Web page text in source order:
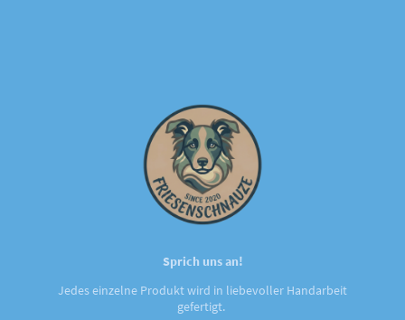
Sprich uns an!
Jedes einzelne Produkt wird in liebevoller Handarbeit
gefertigt.